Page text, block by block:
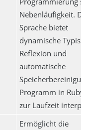
Nebenläufigkeit. Die
Sprache bietet
dynamische
Reflexion und
automatische
Speicherbereinigung.
Programm in Ruby
zur Laufzeit
Ermöglicht die